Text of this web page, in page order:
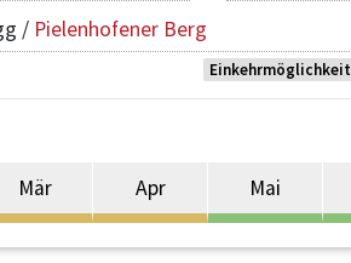
/ Pielenhofener Berg
Einkehrmöglichkeit
Mär Apr Mai